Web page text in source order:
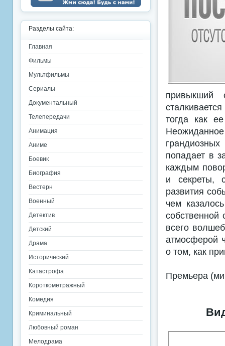
привыкший
тогда как
попадает в
каждым
и секреты,
развития
чем
собственной
всего
атмосферой
о том, как
Премьера
Разделы сайта:
Главная
Фильмы
Мультфильмы
Сериалы
Документальный
Телепередачи
Анимация
Аниме
Боевик
Биография
Вестерн
Военный
Детектив
Детский
Драма
Исторический
Катастрофа
Короткометражный
Комедия
Криминальный
Любовный роман
Мелодрама